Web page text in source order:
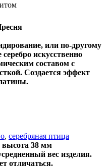
или по-другому
искусственно
составом с
Создается эффект
, серебряная птица
38 мм
вес изделия.
отличаться.